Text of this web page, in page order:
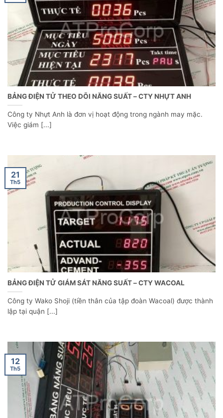
BẢNG ĐIỆN TỬ THEO DÕI NĂNG SUẤT – CTY NHỰT ANH
Công ty Nhựt Anh là đơn vị hoạt động trong ngành may mặc.
Việc giám [...]
BẢNG ĐIỆN TỬ GIÁM SÁT NĂNG SUẤT – CTY WACOAL
Công ty Wako Shoji (tiền thân của tập đoàn Wacoal) được thành
lập tại quận [...]
21
Th5
12
Th5